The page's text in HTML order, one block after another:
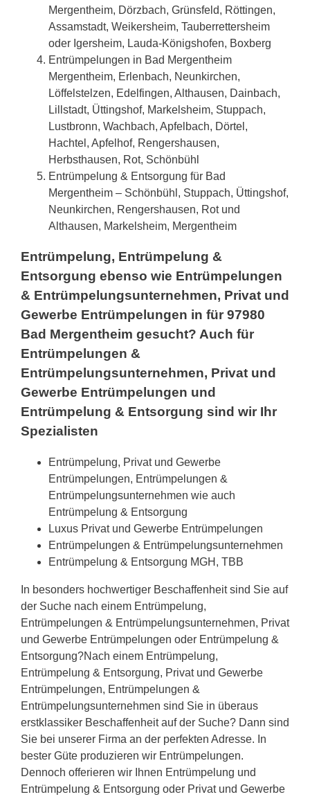
Mergentheim, Dörzbach, Grünsfeld, Röttingen,
Assamstadt, Weikersheim, Tauberrettersheim
oder Igersheim, Lauda-Königshofen, Boxberg
Entrümpelungen in Bad Mergentheim
Mergentheim, Erlenbach, Neunkirchen,
Löffelstelzen, Edelfingen, Althausen, Dainbach,
Lillstadt, Üttingshof, Markelsheim, Stuppach,
Lustbronn, Wachbach, Apfelbach, Dörtel,
Hachtel, Apfelhof, Rengershausen,
Herbsthausen, Rot, Schönbühl
Entrümpelung & Entsorgung für Bad
Mergentheim – Schönbühl, Stuppach, Üttingshof,
Neunkirchen, Rengershausen, Rot und
Althausen, Markelsheim, Mergentheim
Entrümpelung, Entrümpelung &
Entsorgung ebenso wie Entrümpelungen
& Entrümpelungsunternehmen, Privat und
Gewerbe Entrümpelungen in für 97980
Bad Mergentheim gesucht? Auch für
Entrümpelungen &
Entrümpelungsunternehmen, Privat und
Gewerbe Entrümpelungen und
Entrümpelung & Entsorgung sind wir Ihr
Spezialisten
Entrümpelung, Privat und Gewerbe
Entrümpelungen, Entrümpelungen &
Entrümpelungsunternehmen wie auch
Entrümpelung & Entsorgung
Luxus Privat und Gewerbe Entrümpelungen
Entrümpelungen & Entrümpelungsunternehmen
Entrümpelung & Entsorgung MGH, TBB
In besonders hochwertiger Beschaffenheit sind Sie auf
der Suche nach einem Entrümpelung,
Entrümpelungen & Entrümpelungsunternehmen, Privat
und Gewerbe Entrümpelungen oder Entrümpelung &
Entsorgung?Nach einem Entrümpelung,
Entrümpelung & Entsorgung, Privat und Gewerbe
Entrümpelungen, Entrümpelungen &
Entrümpelungsunternehmen sind Sie in überaus
erstklassiker Beschaffenheit auf der Suche? Dann sind
Sie bei unserer Firma an der perfekten Adresse. In
bester Güte produzieren wir Entrümpelungen.
Dennoch offerieren wir Ihnen Entrümpelung und
Entrümpelung & Entsorgung oder Privat und Gewerbe